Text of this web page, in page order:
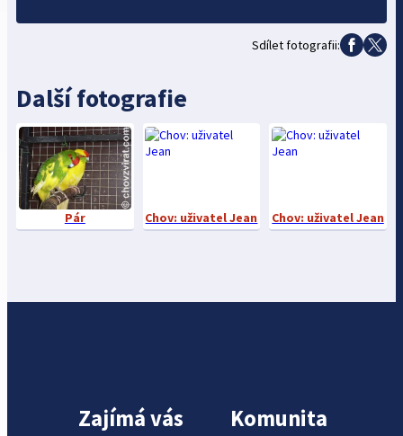
Sdílet fotografii:
Další fotografie
Pár Chov: uživatel Jean Chov: uživatel Jean
Zajímá vás Komunita